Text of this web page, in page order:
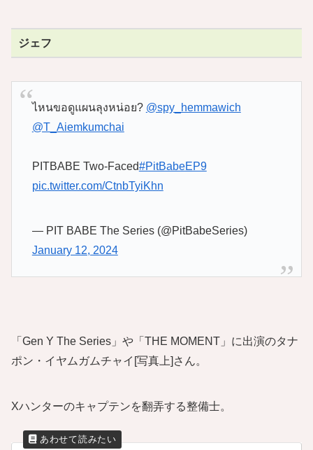
ジェフ
ไหนขอดูแผนลุงหน่อย? @spy_hemmawich
@T_Aiemkumchai
PITBABE Two-Faced#PitBabeEP9
pic.twitter.com/CtnbTyiKhn
— PIT BABE The Series (@PitBabeSeries)
January 12, 2024
「Gen Y The Series」や「THE MOMENT」に出演のタナ
ポン・イヤムガムチャイ[写真上]さん。
Xハンターのキャプテンを翻弄する整備士。